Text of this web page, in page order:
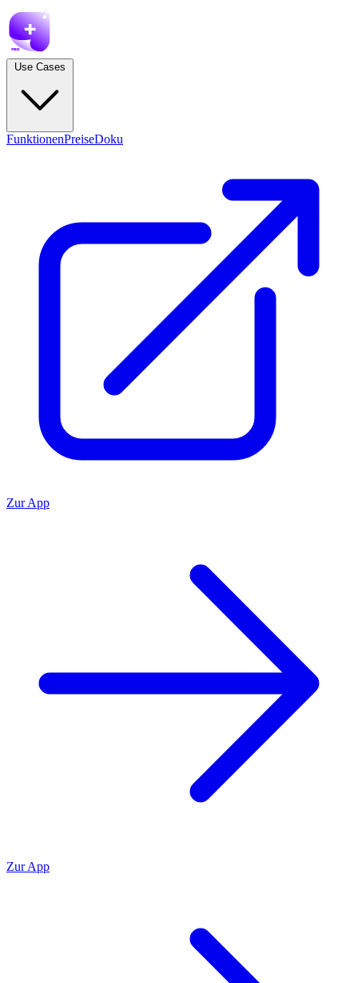
FunktionenPreiseDoku
Zur App
Zur App